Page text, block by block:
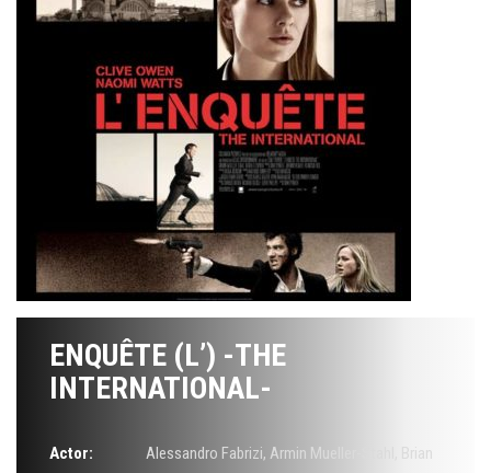
ENQUÊTE (L’) -THE
INTERNATIONAL-
Actor: Alessandro Fabrizi, Armin Mueller-Stahl
Brian